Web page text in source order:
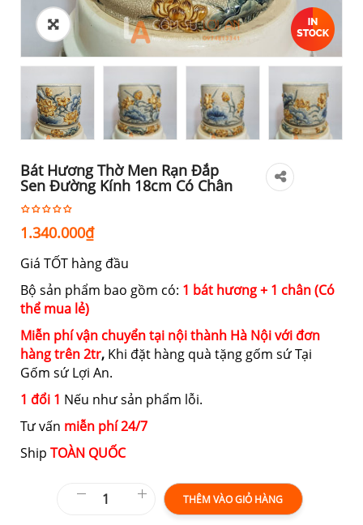
Bát Hương Thờ Men Rạn Đắp
Sen Đường Kính 18cm Có Chân
1.340.000₫
Giá TỐT hàng đầu
Bộ sản phẩm bao gồm có: 1 bát hương + 1 chân (Có
thể mua lẻ)
Miễn phí vận chuyển tại nội thành Hà Nội với đơn
hàng trên 2tr, Khi đặt hàng quà tặng gốm sứ Tại
Gốm sứ Lợi An.
1 đổi 1 Nếu như sản phẩm lỗi.
Tư vấn miễn phí 24/7
Ship TOÀN QUỐC
THÊM VÀO GIỎ HÀNG